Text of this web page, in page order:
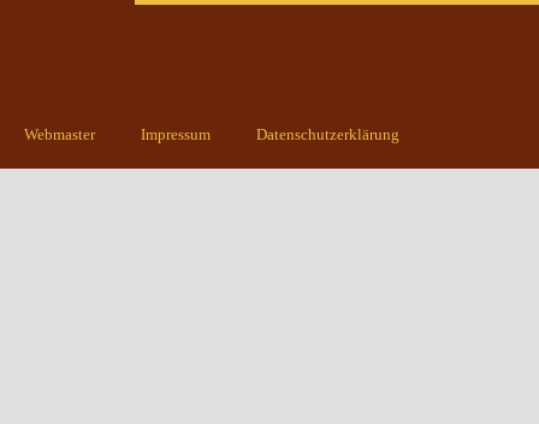
Webmaster Impressum Datenschutzerklärung